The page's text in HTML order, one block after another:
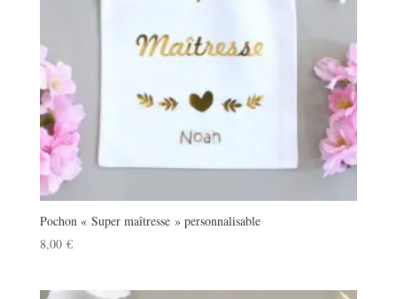
Pochon « Super maîtresse » personnalisable
8,00 €